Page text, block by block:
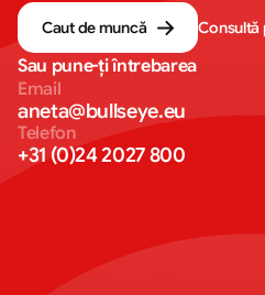
Caut de muncă
Sau pune-ți întrebarea
Email
aneta@bullseye.eu
Telefon
+31 (0)24 2027 800